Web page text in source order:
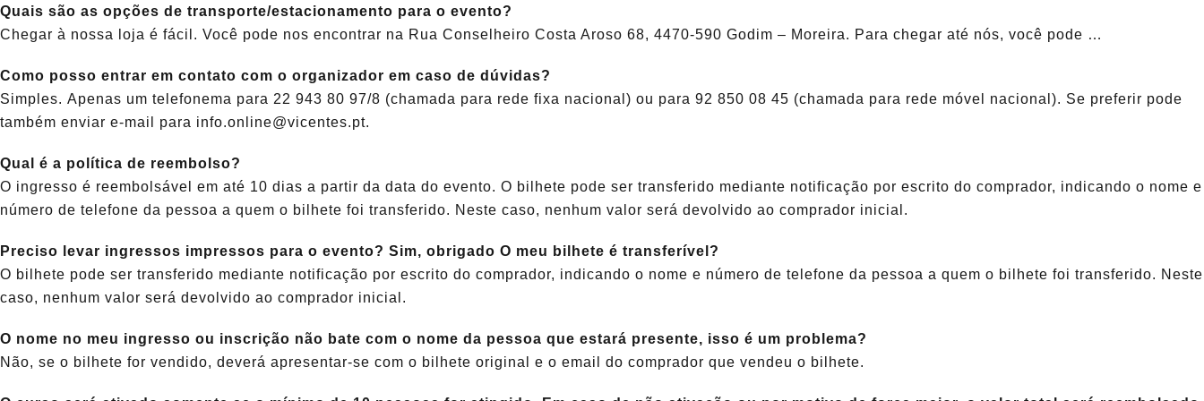
Quais são as opções de transporte/estacionamento para o evento?
Chegar à nossa loja é fácil. Você pode nos encontrar na Rua Conselheiro Costa Aroso 68, 4470-590 Godim – Moreira. Para chegar até nós, você pode …
Como posso entrar em contato com o organizador em caso de dúvidas?
Simples. Apenas um telefonema para 22 943 80 97/8 (chamada para rede fixa nacional) ou para 92 850 08 45 (chamada para rede móvel nacional). Se preferir pode
também enviar e-mail para info.online@vicentes.pt.
Qual é a política de reembolso?
O ingresso é reembolsável em até 10 dias a partir da data do evento. O bilhete pode ser transferido mediante notificação por escrito do comprador, indicando o nome e
número de telefone da pessoa a quem o bilhete foi transferido. Neste caso, nenhum valor será devolvido ao comprador inicial.
Preciso levar ingressos impressos para o evento? Sim, obrigado O meu bilhete é transferível?
O bilhete pode ser transferido mediante notificação por escrito do comprador, indicando o nome e número de telefone da pessoa a quem o bilhete foi transferido. Neste
caso, nenhum valor será devolvido ao comprador inicial.
O nome no meu ingresso ou inscrição não bate com o nome da pessoa que estará presente, isso é um problema?
Não, se o bilhete for vendido, deverá apresentar-se com o bilhete original e o email do comprador que vendeu o bilhete.